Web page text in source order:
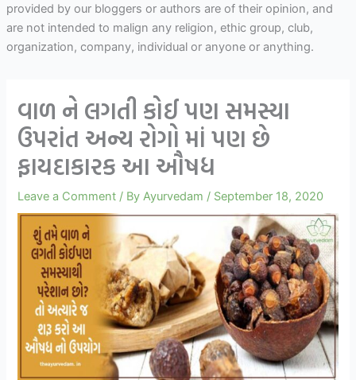
provided by our bloggers or authors are of their opinion, and
are not intended to malign any religion, ethic group, club,
organization, company, individual or anyone or anything.
વાળ ને લગતી કોઈ પણ સમસ્યા
ઉપરાંત અન્ય રોગો માં પણ છે
ફાયદાકારક આ ઔષધ
Leave a Comment / ByAyurvedam / September 18, 2020